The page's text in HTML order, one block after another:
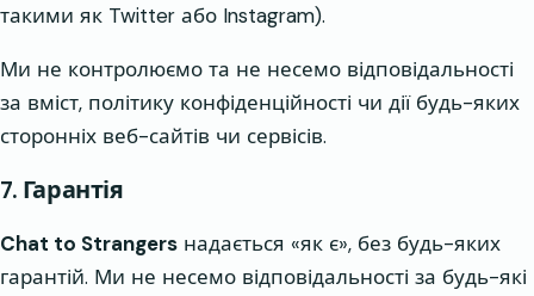
такими як Twitter або Instagram).
Ми не контролюємо та не несемо відповідальності
за вміст, політику конфіденційності чи дії будь-яких
сторонніх веб-сайтів чи сервісів.
7. Гарантія
Chat to Strangers надається «як є», без будь-яких
гарантій. Ми не несемо відповідальності за будь-які